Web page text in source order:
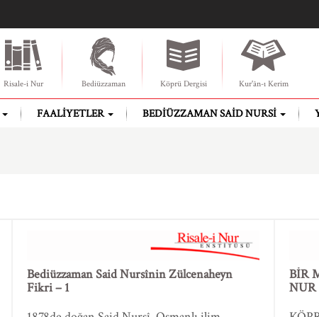
Risale-i Nur Bediüzzaman Köprü Dergisi Kur'ân-ı Kerim
FAALIYETLER BEDIÜZZAMAN SAID NURSI
Bediüzzaman Said Nursînin Zülcenaheyn
Fikri – 1
BİR
NUR